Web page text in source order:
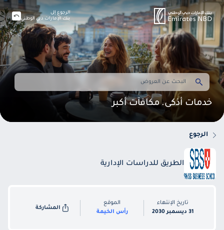
خدمات أذكى. مكافآت أكبر
الرجوع إلى
بنك الإمارات دبي الوطني
الرجوع
الطريق للدراسات الإدارية
تاريخ الإنتهاء
31 ديسمبر 2030
الموقع
رأس الخيمة
المشاركة